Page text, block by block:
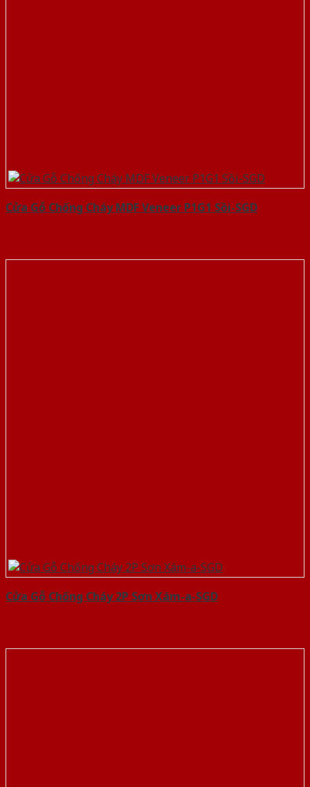
Cửa Gỗ Chống Cháy MDF Veneer P1G1 Sồi-SGD
Cửa Gỗ Chống Cháy 2P Sơn Xám-a-SGD